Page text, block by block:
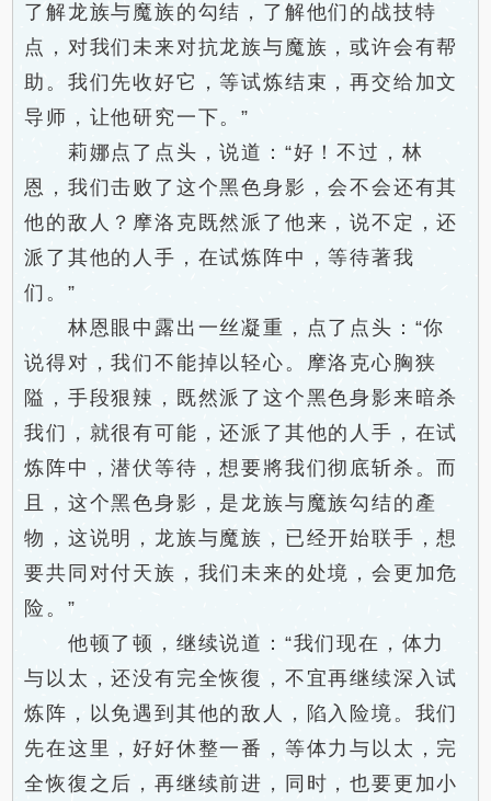
了解龙族与魔族的勾结，了解他们的战技特
点，对我们未来对抗龙族与魔族，或许会有帮
助。我们先收好它，等试炼结束，再交给加文
导师，让他研究一下。”
莉娜点了点头，说道：“好！不过，林
恩，我们击败了这个黑色身影，会不会还有其
他的敌人？摩洛克既然派了他来，说不定，还
派了其他的人手，在试炼阵中，等待著我
们。”
林恩眼中露出一丝凝重，点了点头：“你
说得对，我们不能掉以轻心。摩洛克心胸狭
隘，手段狠辣，既然派了这个黑色身影来暗杀
我们，就很有可能，还派了其他的人手，在试
炼阵中，潜伏等待，想要將我们彻底斩杀。而
且，这个黑色身影，是龙族与魔族勾结的產
物，这说明，龙族与魔族，已经开始联手，想
要共同对付天族，我们未来的处境，会更加危
险。”
他顿了顿，继续说道：“我们现在，体力
与以太，还没有完全恢復，不宜再继续深入试
炼阵，以免遇到其他的敌人，陷入险境。我们
先在这里，好好休整一番，等体力与以太，完
全恢復之后，再继续前进，同时，也要更加小